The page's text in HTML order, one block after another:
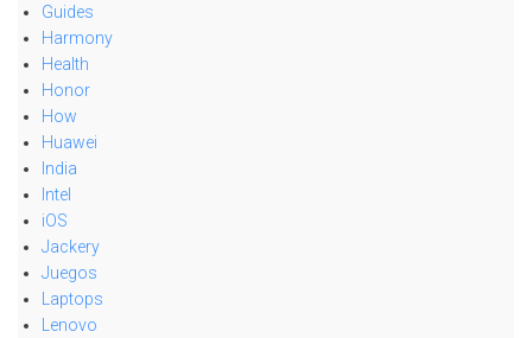
Guides
Harmony
Health
Honor
How
Huawei
India
Intel
iOS
Jackery
Juegos
Laptops
Lenovo